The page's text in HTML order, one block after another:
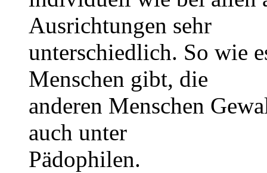
Ausrichtungen sehr
unterschiedlich. So wie
Menschen gibt, die
anderen Menschen
auch unter
Pädophilen.